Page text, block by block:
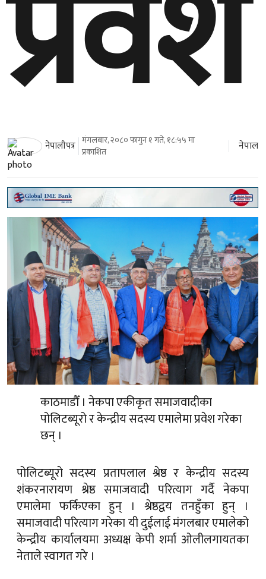
नेपालीपत्र मंगलबार, २०८० फागुन १ गते, १८:५५ मा
प्रकाशित
नेपाल
काठमाडौँ । नेकपा एकीकृत समाजवादीका
पोलिटब्यूरो र केन्द्रीय सदस्य एमालेमा प्रवेश गरेका
छन् ।
पोलिटब्यूरो सदस्य प्रतापलाल श्रेष्ठ र केन्द्रीय सदस्य
शंकरनारायण श्रेष्ठ समाजवादी परित्याग गर्दै नेकपा
एमालेमा फर्किएका हुन् । श्रेष्ठद्वय तनहुँका हुन् ।
समाजवादी परित्याग गरेका यी दुईलाई मंगलबार एमालेको
केन्द्रीय कार्यालयमा अध्यक्ष केपी शर्मा ओलीलगायतका
नेताले स्वागत गरे ।